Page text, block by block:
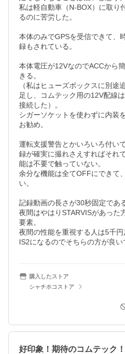
私は軽自動車（N-BOX）に取り
るのに苦労した。
本体のみでGPSを受信できて、
録もされている。
本体電圧が12VなのでACCから
きる。
（私はヒューズボックスに別途
足し、コムテック用の12V配線
接続した）。
シガーソケットを使わずに内装
お勧め。
運転支援警告とかいろいろ付い
録が確実に撮れさえすればそれ
能は不要で触っていない。
余分な機能は全てOFFにできて
い。
記録動画の長さが30秒固定であ
夜間はやはりSTARVISがあった
要素。
夜間の性能を重視する人は5千
IS2になるのでそちらの方が良い
購入したストア
シャチホコストア
好印象！期待のコムテック！